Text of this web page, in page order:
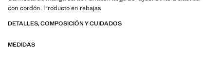
con cordón. Producto en rebajas
DETALLES, COMPOSICIÓN Y CUIDADOS
MEDIDAS